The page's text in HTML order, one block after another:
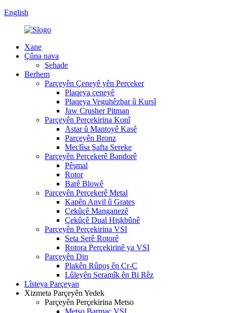
English
Xane
Çûna nava
Şehade
Berhem
Parçeyên Çeneyê yên Perçeker
Plaqeya çeneyê
Plaqeya Veguhêzbar û Kursî
Jaw Crusher Pitman
Parçeyên Perçekirina Konî
Astar û Mantoyê Kasê
Parçeyên Bronz
Meclîsa Şafta Sereke
Parçeyên Perçekerê Bandorê
Pêşmal
Rotor
Barê Blowê
Parçeyên Perçekerê Metal
Kapên Anvil û Grates
Çekûçê Manganezê
Çekûçê Dual Hişkbûnê
Parçeyên Perçekirina VSI
Seta Serê Rotorê
Rotora Perçekirinê ya VSI
Parçeyên Din
Plakên Rûpoş ên Cr-C
Lûleyên Seramîk ên Bi Rêz
Lîsteya Parçeyan
Xizmeta Parçeyên Yedek
Parçeyên Perçekirina Metso
Metso Barmac VSI